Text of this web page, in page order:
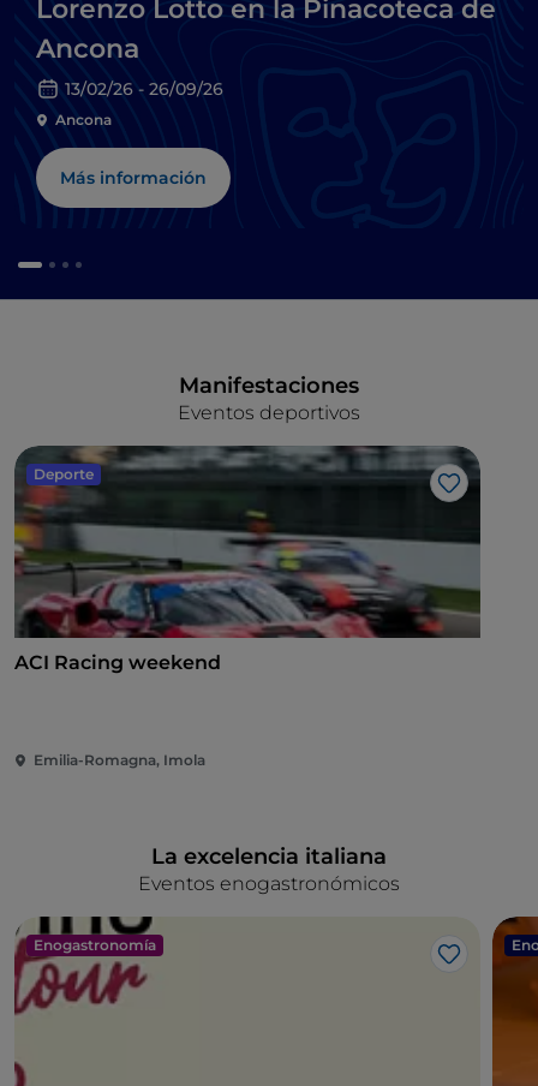
Lorenzo Lotto en la Pinacoteca de
Ancona
13/02/26 - 26/09/26
Ancona
Más información
Eventos deportivos
Manifestaciones
Deporte
Me gusta
ACI Racing weekend
Emilia-Romagna, Imola
Eventos enogastronómicos
La excelencia italiana
Enogastronomía
Me gusta